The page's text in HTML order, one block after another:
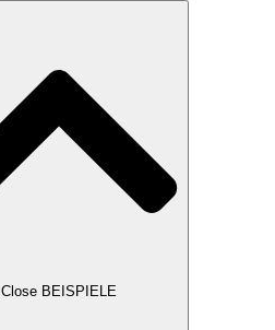
Close BEISPIELE